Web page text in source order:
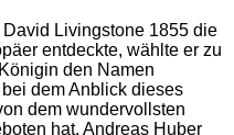
Livingstone 1855 die
entdeckte, wählte er zu
den Namen
dem Anblick dieses
dem wundervollsten
hat. Andreas Huber